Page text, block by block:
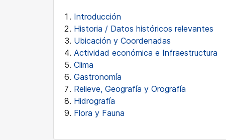
Introducción
Historia / Datos históricos relevantes
Ubicación y Coordenadas
Actividad económica e Infraestructura
Clima
Gastronomía
Relieve, Geografía y Orografía
Hidrografía
Flora y Fauna